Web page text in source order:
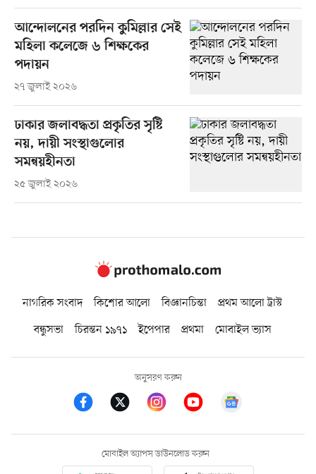
আন্দোলনের পরদিন কুমিল্লার সেই
মহিলা কলেজে ৬ শিক্ষকের
পদায়ন
২৭ জুলাই ২০২৬
ঢাকার জলাবদ্ধতা প্রকৃতির সৃষ্টি
নয়, দায়ী সংস্থাগুলোর
সমন্বয়হীনতা
২৫ জুলাই ২০২৬
নাগরিক সংবাদ কিশোর আলো বিজ্ঞানচিন্তা
প্রথম আলো ট্রাস্ট
বন্ধুসভা
চিরন্তন ১৯৭১ ইপেপার প্রথমা মোবাইল ভ্যাস
অনুসরণ করুন
মোবাইল অ্যাপস ডাউনলোড করুন